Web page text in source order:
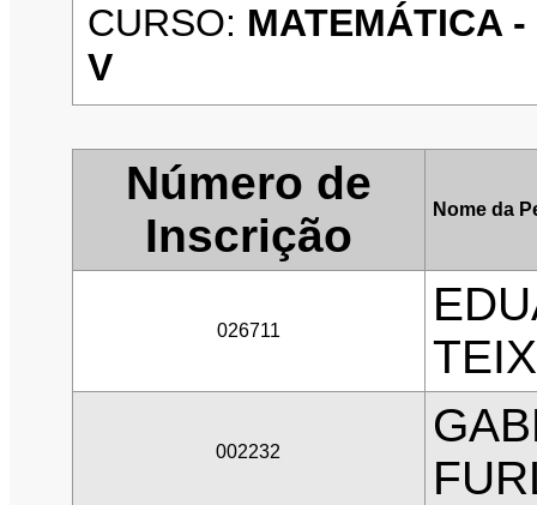
CURSO: MATEMÁTICA
V
Número de
Inscrição
Nome da
026711
002232